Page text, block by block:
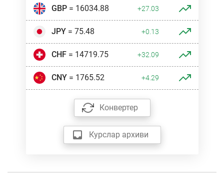
GBP= 16034.88 +27.03
JPY= 75.48 +0.13
CHF= 14719.75 +32.09
CNY= 1765.52 +4.29
Конвертер
Курслар архиви